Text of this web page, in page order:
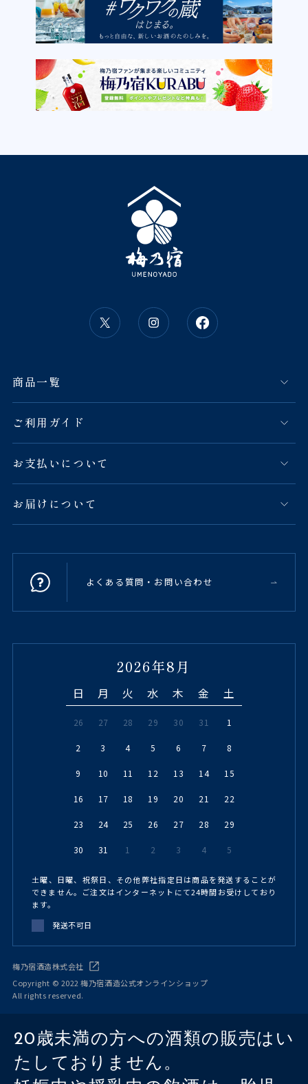
商品一覧
ご利用ガイド
お支払いについて
お届けについて
よくある質問・お問い合わせ
2026年8月
日 月 火 水 木 金 土
26 27 28 29 30 31 1
2 3 4 5 6 7 8
9 10 11 12 13 14 15
16 17 18 19 20 21 22
23 24 25 26 27 28 29
30 31 1 2 3 4 5
土曜、日曜、祝祭日、その他弊社指定日は商品を発送することが
できません。ご注文はインターネットにて24時間お受けしており
ます。
発送不可日
梅乃宿酒造株式会社
Copyright © 2022 梅乃宿酒造公式オンラインショップ
All rights reserved.
20歳未満の方への酒類の販売はい
たしておりません。